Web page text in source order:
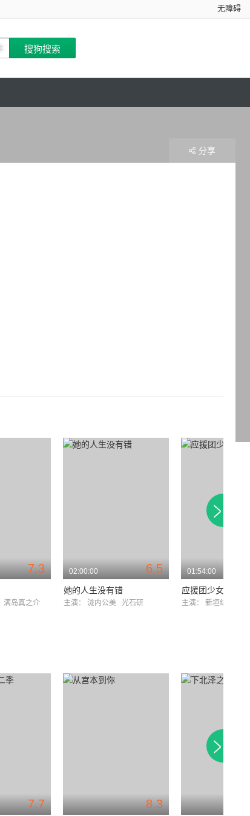
无障碍
分享
7.3
满岛真之介
6.5
02:00:00
她的人生没有错
主演： 泷内公美 光石研
01:54:00
应援团少女
主演： 新垣结衣
7.7 8.3